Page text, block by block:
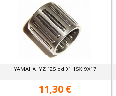
YAMAHA YZ 125 od 01 15X19X17
11,30 €